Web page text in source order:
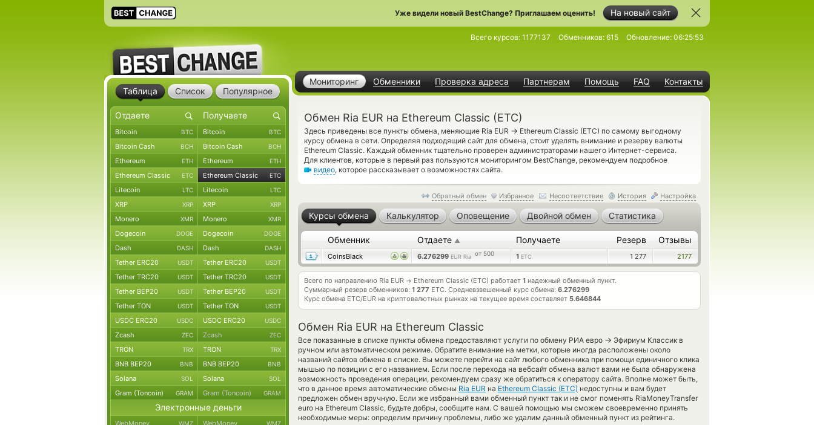
На новый сайт
Уже видели новый BestChange? Приглашаем оценить!
Мониторинг Обменники Проверка адреса Партнерам Помощь FAQ Контакты
Всего курсов: 1177137 Обменников: 615 Обновление: 06:25:53
Обмен Ria EUR на Ethereum Classic (ETC)
Здесь приведены все пункты обмена, меняющие Ria EUR → Ethereum Classic (ETC) по самому выгодному
курсу обмена в сети. Определяя подходящий сайт для обмена, стоит уделять внимание и резерву валюты
Ethereum Classic. Каждый обменник тщательно проверен администраторами нашего Интернет-сервиса.
Для клиентов, которые в первый раз пользуются мониторингом BestChange, рекомендуем подробное
видео, которое рассказывает о возможностях сайта.
Обратный обмен Избранное Несоответствие История Настройка
Курсы обмена Калькулятор Оповещение Двойной обмен Статистика
Обменник Отдаете ▲ Получаете Резерв Отзывы
CoinsBlack 6.276299 EUR Ria от 500 1 ETC 1 277 2177
Всего по направлению Ria EUR → Ethereum Classic (ETC) работает 1 надежный обменный пункт.
Суммарный резерв обменников: 1 277 ETC. Средневзвешенный курс обмена: 6.276299
Курс обмена ETC/EUR на криптовалютных рынках на текущее время составляет 5.646844
Обмен Ria EUR на Ethereum Classic
Все показанные в списке пункты обмена предоставляют услуги по обмену РИА евро → Эфириум Классик в
ручном или автоматическом режиме. Обратите внимание на метки, которые иногда расположены около
названий сайтов обмена в списке. Вы можете перейти на сайт любого обменника при помощи единичного клика
мышью по позиции с его названием. Если после перехода на вебсайт обмена валют вами не была обнаружена
возможность проведения операции, рекомендуем сразу же обратиться к оператору сайта. Вполне может быть,
что в данное время автоматические обмены Ria EUR на Ethereum Classic (ETC) недоступны и вам будет
предложен обмен вручную. Если же избранный вами обменный пункт так и не смог поменять RiaMoneyTransfer
euro на Ethereum Classic, будьте добры, сообщите нам. С вашей помощью мы сможем своевременно принять
необходимые меры: определим причину проблемы, либо же удалим данный обменный пункт из рейтинга.
Таблица Список Популярное
Bitcoin BTC Bitcoin BTC
Bitcoin Cash BCH Bitcoin Cash BCH
Ethereum ETH Ethereum ETH
Ethereum Classic ETC Ethereum Classic ETC
Litecoin LTC Litecoin LTC
XRP XRP XRP XRP
Monero XMR Monero XMR
Dogecoin DOGE Dogecoin DOGE
Dash DASH Dash DASH
Tether ERC20 USDT Tether ERC20 USDT
Tether TRC20 USDT Tether TRC20 USDT
Tether BEP20 USDT Tether BEP20 USDT
Tether TON USDT Tether TON USDT
USDC ERC20 USDC USDC ERC20 USDC
Zcash ZEC Zcash ZEC
TRON TRX TRON TRX
BNB BEP20 BNB BNB BEP20 BNB
Solana SOL Solana SOL
Gram (Toncoin) GRAM Gram (Toncoin) GRAM
Электронные деньги
WebMoney WMZ WebMoney WMZ